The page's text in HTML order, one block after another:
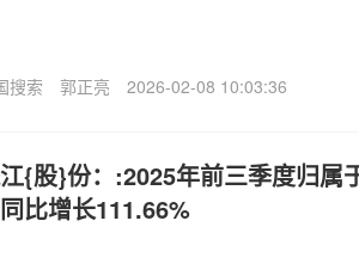
搜索 郭正亮 2026-02-08 10:03:36
{股}份：:2025年前三季度归属
比增长111.66%